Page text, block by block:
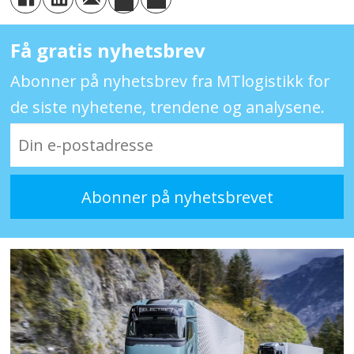
Ulemper:Kostbar produksjon,
virkningsgrad sammenlignet med
batterielektriske løsninger.
Boschs løsning:Bosch produserer
egne Fuel Cell Power Modules og tester
dem nå i tunge kjøretøy.
Serieproduksjon har startet i Stuttgart-
Hvor mange H₂-stasjoner i Europa?
Det var 186 offentlige, operative H₂-
fyllestasjoner i Europa pr. mai 2025,
Få gratis nyhetsbrev
Abonner på nyhetsbrev fra MTlogistikk for
de siste nyhetene, trendene og analysene.